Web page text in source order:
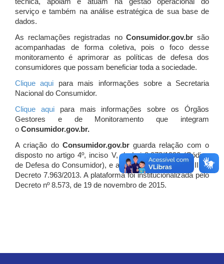
técnica, apoiam e atuam na gestão operacional do
serviço e também na análise estratégica de sua base de
dados.
As reclamações registradas noConsumidor.gov.br são
acompanhadas de forma coletiva, pois o foco desse
monitoramento é aprimorar as políticas de defesa dos
consumidores que possam beneficiar toda a sociedade.
Clique aqui para mais informações sobre a Secretaria
Nacional do Consumidor.
Clique aquipara mais informações sobre os Órgãos
Gestores e de Monitoramento que integram
o Consumidor.gov.br.
A criação do Consumidor.gov.brguarda relação com o
disposto no artigo 4º, inciso V, da Lei 8.078/1990 (Código
de Defesa do Consumidor), e artigo 7º, incisos I, II e III do
Decreto 7.963/2013. A plataforma foi institucionalizada pelo
Decreto nº 8.573, de 19 de novembro de 2015.